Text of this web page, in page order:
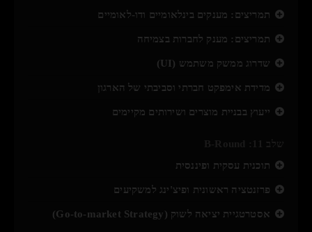
תמריצים: מענקים בינלאומיים ודו-לאומיים
תמריצים: מענק לחברות בצמיחה
שדרוג ממשק משתמש (UI)
מדידת אימפקט חברתי וסביבתי של הארגון
ייעוץ בבניית מוצרים ושירותים מקיימים
תוכנית עסקית ופיננסית
פרזנטציה ראשונית ופיצ'ינג למשקיעים
אסטרטגיית יציאה לשוק (Go-to-market Strategy)